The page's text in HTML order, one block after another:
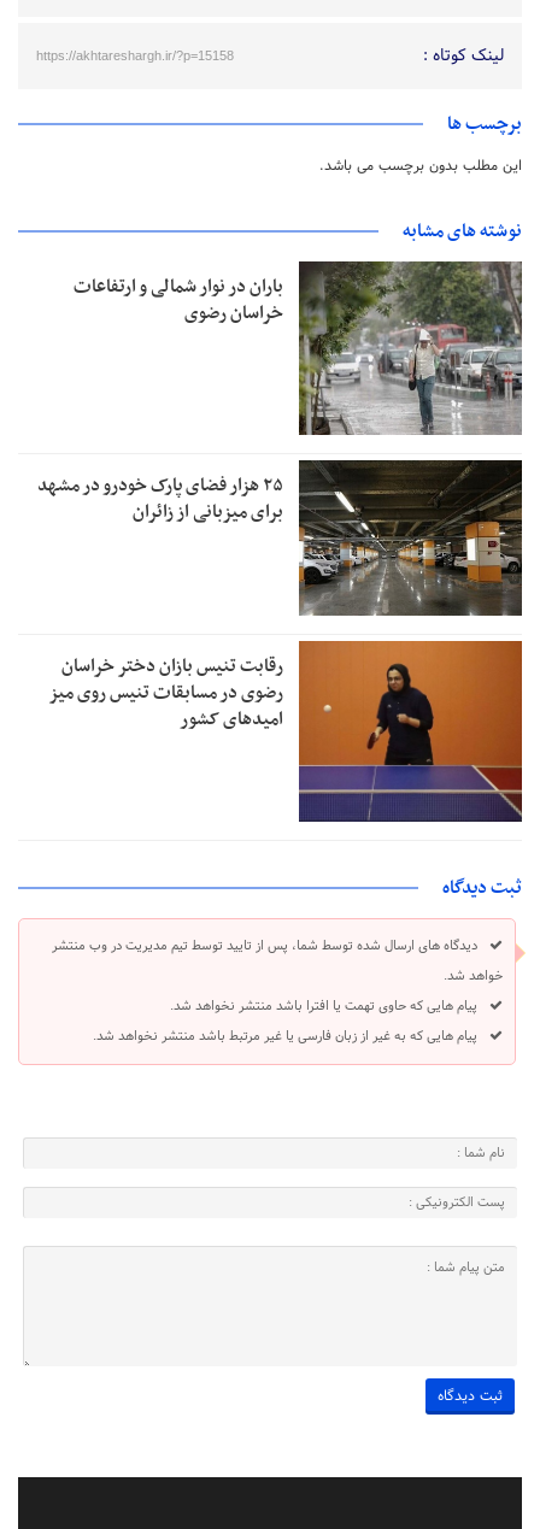
لینک کوتاه : https://akhtareshargh.ir/?p=15158
برچسب ها
این مطلب بدون برچسب می باشد.
نوشته های مشابه
باران در نوار شمالی و ارتفاعات
خراسان رضوی
۲۵ هزار فضای پارک خودرو در مشهد
برای میزبانی از زائران
رقابت تنیس بازان دختر خراسان
رضوی در مسابقات تنیس روی میز
امیدهای کشور
ثبت دیدگاه
دیدگاه های ارسال شده توسط شما، پس از تایید توسط تیم مدیریت در وب منتشر
خواهد شد.
پیام هایی که حاوی تهمت یا افترا باشد منتشر نخواهد شد.
پیام هایی که به غیر از زبان فارسی یا غیر مرتبط باشد منتشر نخواهد شد.